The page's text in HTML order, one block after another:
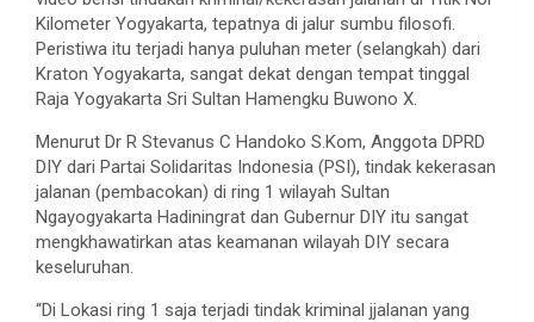
Kilometer Yogyakarta, tepatnya di jalur sumbu filosofi.
Peristiwa itu terjadi hanya puluhan meter (selangkah) dari
Kraton Yogyakarta, sangat dekat dengan tempat tinggal
Raja Yogyakarta Sri Sultan Hamengku Buwono X.
Menurut Dr R Stevanus C Handoko S.Kom, Anggota DPRD
DIY dari Partai Solidaritas Indonesia (PSI), tindak kekerasan
jalanan (pembacokan) di ring 1 wilayah Sultan
Ngayogyakarta Hadiningrat dan Gubernur DIY itu sangat
mengkhawatirkan atas keamanan wilayah DIY secara
keseluruhan.
“Di Lokasi ring 1 saja terjadi tindak kriminal jjalanan yang